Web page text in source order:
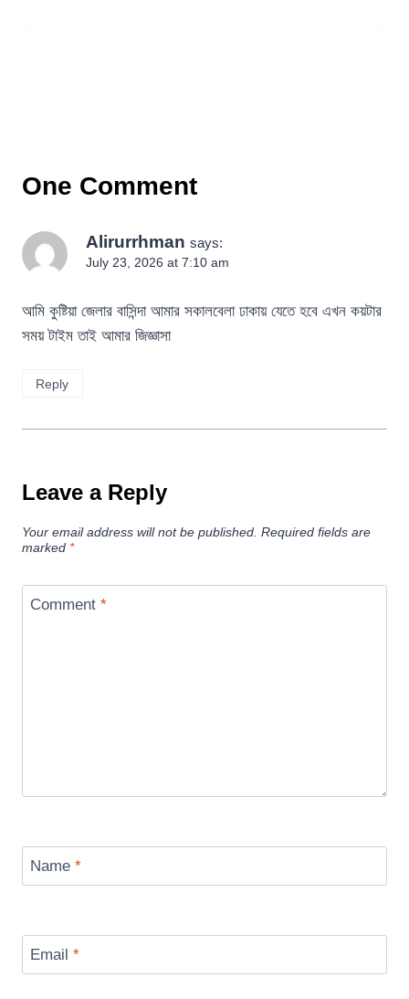
One Comment
Alirurrhman says:
July 23, 2026 at 7:10 am
আমি কুষ্টিয়া জেলার বাসিন্দা আমার সকালবেলা ঢাকায় যেতে হবে এখন কয়টার
সময় টাইম তাই আমার জিজ্ঞাসা
Reply
Leave a Reply
Your email address will not be published. Required fields are
marked *
Comment *
Name *
Email *